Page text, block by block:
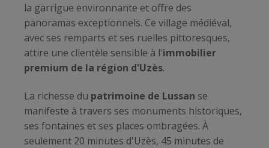
la garrigue environnante et offre des
panoramas exceptionnels. Ce village médiéval,
avec ses remparts et ses ruelles pittoresques,
attire une clientèle sensible à l'immobilier
premium de la région d'Uzès.
La richesse du patrimoine de Lussan se
manifeste à travers ses monuments historiques,
ses fontaines et ses places ombragées. À
seulement 20 minutes d'Uzès, 45 minutes de